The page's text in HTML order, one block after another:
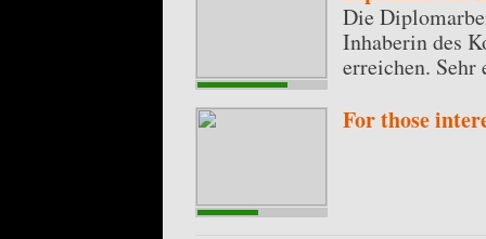
Die
Inhaberin des
erreichen. Sehr
For those